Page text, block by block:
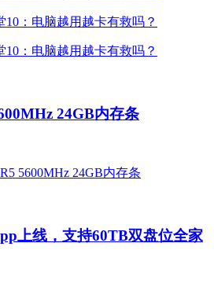
24GB内存条
上线，支持60TB双盘位全家